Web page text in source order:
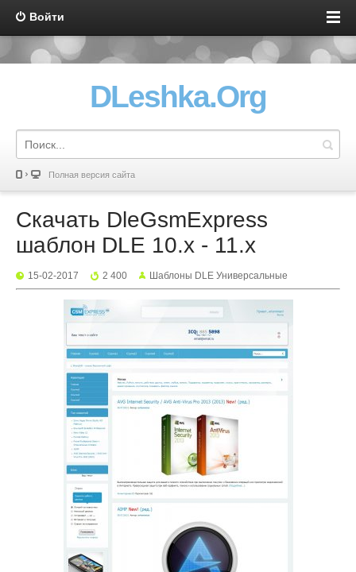
Войти
DLeshka.Org
Полная версия сайта
Скачать DleGsmExpress
шаблон DLE 10.x - 11.x
15-02-2017 2 400 Шаблоны DLE Универсальные